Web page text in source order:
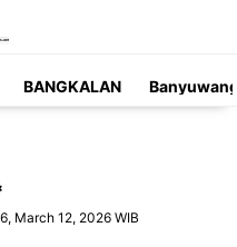
BANGKALAN
March 12, 2026 WIB